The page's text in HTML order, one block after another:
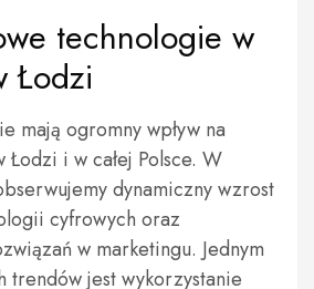
technologie w
Łodzi
mają ogromny wpływ na
i w całej Polsce. W
dynamiczny wzrost
cyfrowych oraz
w marketingu. Jednym
trendów jest wykorzystanie